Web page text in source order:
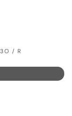
/ R